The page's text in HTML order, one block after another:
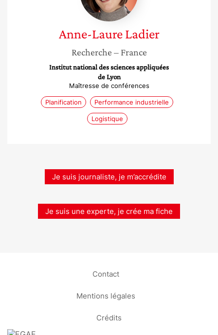
Anne-Laure Ladier
Recherche – France
Institut national des sciences appliquées
de Lyon
Maîtresse de conférences
Planification Performance industrielle
Logistique
Je suis journaliste, je m’accrédite
Je suis une experte, je crée ma fiche
Contact
Mentions légales
Crédits